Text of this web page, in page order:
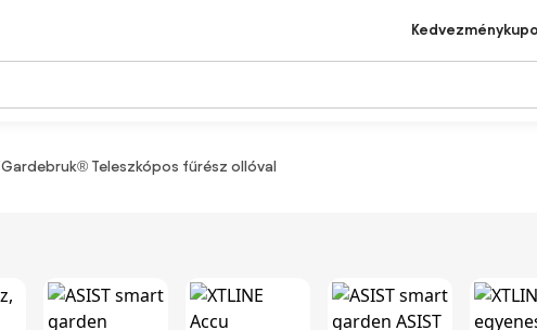
Gardebruk® Teleszkópos fűrész ollóval